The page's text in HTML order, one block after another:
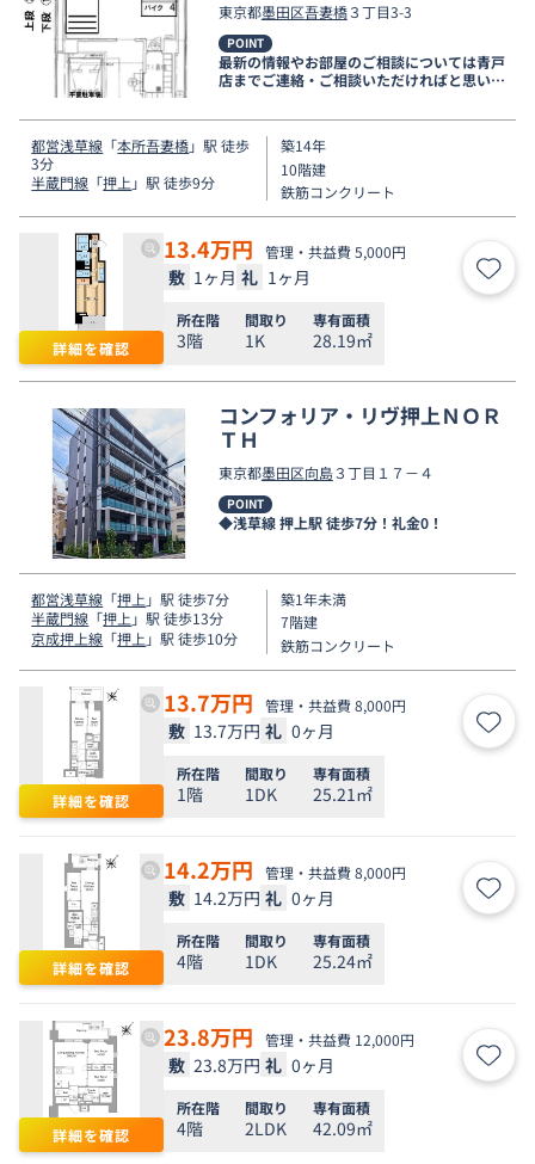
東京都墨田区吾妻橋３丁目3-3
POINT
最新の情報やお部屋のご相談については青戸
店までご連絡・ご相談いただければと思いま
都営浅草線 「本所吾妻橋」駅 徒歩
3分
半蔵門線 「押上」駅 徒歩9分
築14年
10階建
鉄筋コンクリート
詳細を確認
13.4万円 管理・共益費 5,000円
敷 1ヶ月 礼 1ヶ月 お気
所在階
3階
間取り
1K
専有面積
28.19㎡
コンフォリア・リヴ押上ＮＯＲ
ＴＨ
東京都墨田区向島３丁目１７－４
POINT
◆浅草線 押上駅 徒歩7分！礼金0！
都営浅草線 「押上 」駅 徒歩7分
半蔵門線 「押上 」駅 徒歩13分
京成押上線 「押上 」駅 徒歩10分
築1年未満
7階建
鉄筋コンクリート
詳細を確認
13.7万円 管理・共益費 8,000円
敷 13.7万円 礼 0ヶ月 お気
所在階
1階
間取り
1DK
専有面積
25.21㎡
詳細を確認
14.2万円 管理・共益費 8,000円
敷 14.2万円 礼 0ヶ月 お気
所在階
4階
間取り
1DK
専有面積
25.24㎡
詳細を確認
23.8万円 管理・共益費 12,000円
敷 23.8万円 礼 0ヶ月 お気
所在階
4階
間取り
2LDK
専有面積
42.09㎡